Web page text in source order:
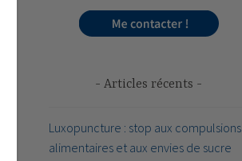
Articles récents
Luxopuncture : stop aux compulsions
alimentaires et aux envies de sucre